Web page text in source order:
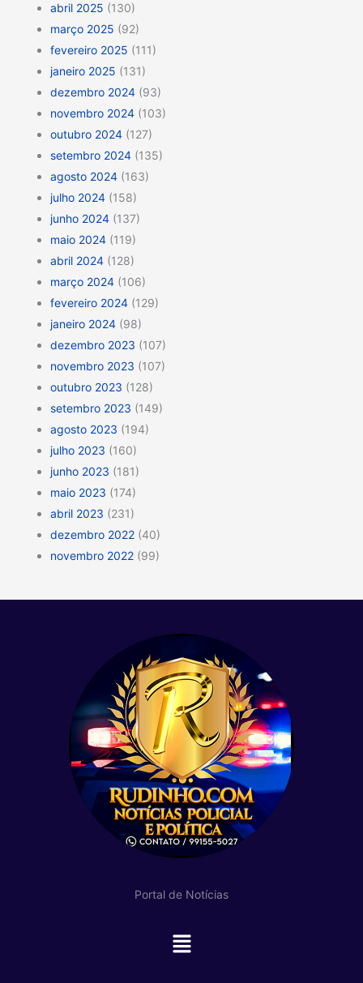
abril 2025 (130)
março 2025 (92)
fevereiro 2025 (111)
janeiro 2025 (131)
dezembro 2024 (93)
novembro 2024 (103)
outubro 2024 (127)
setembro 2024 (135)
agosto 2024 (163)
julho 2024 (158)
junho 2024 (137)
maio 2024 (119)
abril 2024 (128)
março 2024 (106)
fevereiro 2024 (129)
janeiro 2024 (98)
dezembro 2023 (107)
novembro 2023 (107)
outubro 2023 (128)
setembro 2023 (149)
agosto 2023 (194)
julho 2023 (160)
junho 2023 (181)
maio 2023 (174)
abril 2023 (231)
dezembro 2022 (40)
novembro 2022 (99)
Portal de Notícias
Main